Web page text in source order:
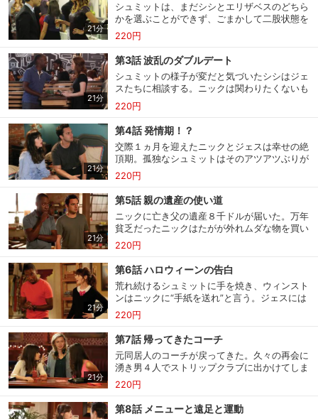
会員設定 会員情報 閉じる
会員情報変更
ジットカード情報の変更が可能です。
決済方法変更 決済方法の変更が可能です。
21分
シュミットは、まだシシとエリザベスのどちら
かを選ぶことができず、ごまかして二股状態を
続けていた。だが意地悪な同僚が２人を会社の
パーティーで鉢合わせさせてしまう。
220円
21分
第3話 波乱のダブルデート
シュミットの様子が変だと気づいたシシはジェ
スたちに相談する。ニックは関わりたくないも
のの渋々応じ二股のことを知ってしまう。口止
めされ、親友と彼女の間で揺れて…
220円
21分
第4話 発情期！？
交際１ヵ月を迎えたニックとジェスは幸せの絶
頂期。孤独なシュミットはそのアツアツぶりが
耐えられない。別れさせようとする圧力で、ニ
ックの体に異変が生じてしまう。
220円
21分
第5話 親の遺産の使い道
ニックに亡き父の遺産８千ドルが届いた。万年
貧乏だったニックはたがが外れムダな物を買い
まくるが、ジェスはニックの借金の返済に充て
るべきだと思い無断で使ってしまう。
220円
21分
第6話 ハロウィーンの告白
荒れ続けるシュミットに手を焼き、ウィンスト
ンはニックに“手紙を送れ”と言う。ジェスには
初耳だったが、シュミットには困った時に相談
する文通相手がいるというのだ。
220円
21分
第7話 帰ってきたコーチ
元同居人のコーチが戻ってきた。久々の再会に
湧き男４人でストリップクラブに出かけてしま
う。残されたジェスはニックへの当てつけのた
めシシを誘って夜の街に繰り出す。
220円
第8話 メニューと遠足と運動